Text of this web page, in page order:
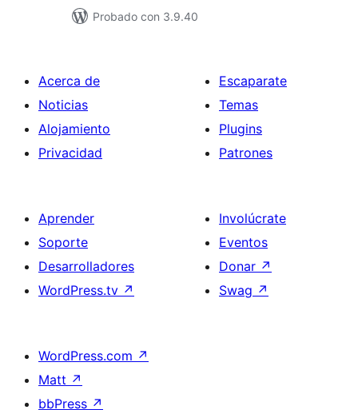
Probado con 3.9.40
Acerca de
Noticias
Alojamiento
Privacidad
Escaparate
Temas
Plugins
Patrones
Aprender
Soporte
Desarrolladores
WordPress.tv ↗
Involúcrate
Eventos
Donar ↗
Swag ↗
WordPress.com ↗
Matt ↗
bbPress ↗